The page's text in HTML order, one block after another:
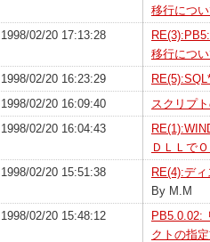
移行につ
1998/02/20 17:13:28
移行につ
1998/02/20 16:23:29
1998/02/20 16:09:40
スクリプ
1998/02/20 16:04:43
ＤＬＬで
1998/02/20 15:51:38
RE(4):デ
By M.M
1998/02/20 15:48:12
PB5.0.02:
クトの指